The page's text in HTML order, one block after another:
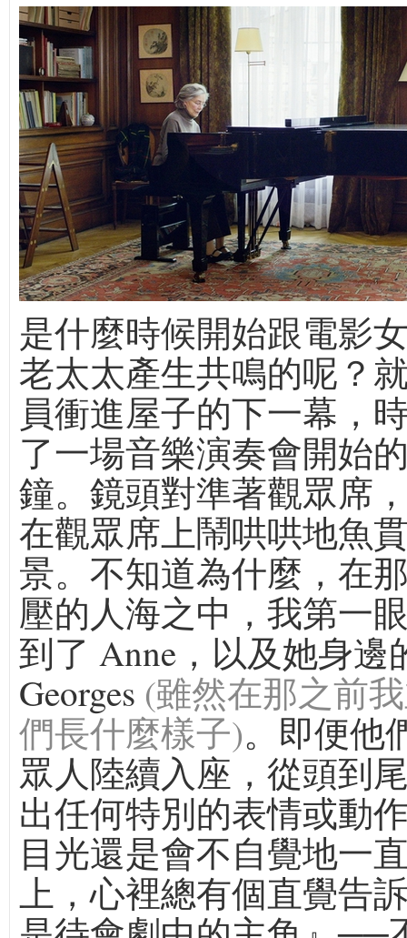
是什麼時候開始跟電影
老太太產生共鳴的呢？
員衝進屋子的下一幕，
了一場音樂演奏會開始
鐘。鏡頭對準著觀眾席
在觀眾席上鬧哄哄地魚
景。不知道為什麼，在
壓的人海之中，我第一
到了 Anne，以及她身邊
Georges (雖然在那之前
們長什麼樣子)。即便他
眾人陸續入座，從頭到
出任何特別的表情或動
目光還是會不自覺地一
上，心裡總有個直覺告